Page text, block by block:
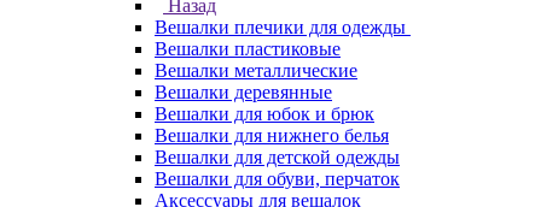
Назад
Вешалки плечики для одежды
Вешалки пластиковые
Вешалки металлические
Вешалки деревянные
Вешалки для юбок и брюк
Вешалки для нижнего белья
Вешалки для детской одежды
Вешалки для обуви, перчаток
Аксессуары для вешалок